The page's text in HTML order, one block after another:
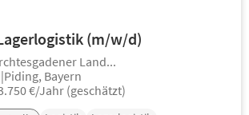
(m/w/d)
Land...
Bayern
€/Jahr (geschätzt)